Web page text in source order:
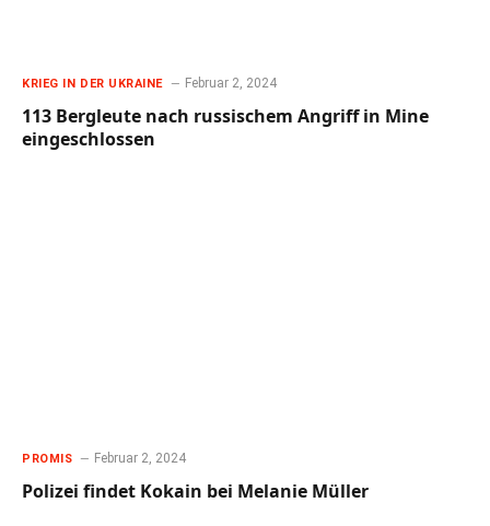
KRIEG IN DER UKRAINE Februar 2, 2024
113 Bergleute nach russischem Angriff in Mine
eingeschlossen
PROMIS Februar 2, 2024
Polizei findet Kokain bei Melanie Müller